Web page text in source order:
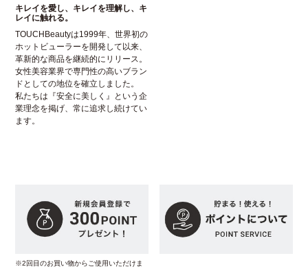
キレイを愛し、キレイを理解し、キ
レイに触れる。
TOUCHBeautyは1999年、世界初の
ホットビューラーを開発して以来、
革新的な商品を継続的にリリース。
女性美容業界で専門性の高いブラン
ドとしての地位を確立しました。
私たちは『安全に美しく』という企
業理念を掲げ、常に追求し続けてい
ます。
※2回目のお買い物からご使用いただけま